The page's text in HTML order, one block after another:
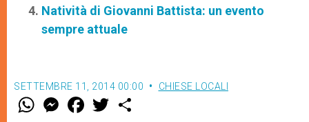
Natività di Giovanni Battista: un evento
sempre attuale
SETTEMBRE 11, 2014 00:00 CHIESE LOCALI
W
h
M
e
F
a w